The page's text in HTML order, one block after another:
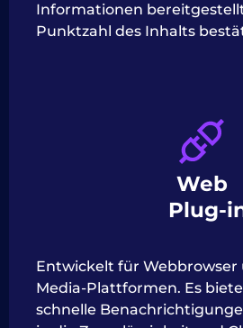
Informationen
Punktzahl des Inhalts
Web
Plug-
Entwickelt für Webbrowser
Media-Plattformen. Es
schnelle